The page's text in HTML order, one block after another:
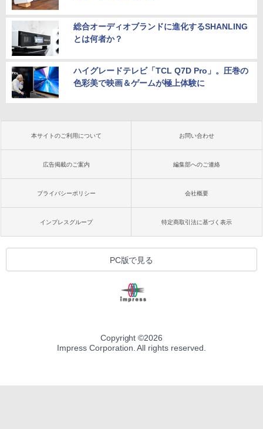
総合オーディオブランドに進化するSHANLING
とは何者か？
ハイグレードテレビ「TCL Q7D Pro」。圧巻の
色彩美で映画＆ゲームが極上体験に
本サイトのご利用について お問い合わせ
広告掲載のご案内 編集部へのご連絡
プライバシーポリシー 会社概要
インプレスグループ 特定商取引法に基づく表示
PC版で見る
Copyright ©2026
Impress Corporation. All rights reserved.